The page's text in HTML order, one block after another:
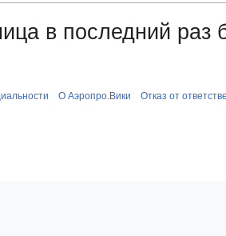
в последний раз
О Аэропро.Вики Отказ от